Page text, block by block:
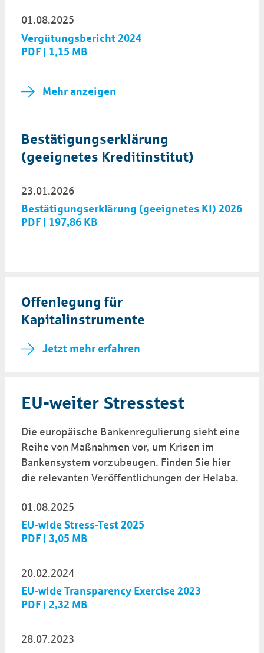
01.08.2025
Vergütungsbericht 2024
PDF | 1,15 MB
Mehr anzeigen
Bestätigungserklärung
(geeignetes Kreditinstitut)
23.01.2026
Bestätigungserklärung (geeignetes KI) 2026
PDF | 197,86 KB
Offenlegung für
Kapitalinstrumente
Jetzt mehr erfahren
EU-weiter Stress­test
Die europäische Banken­regulierung sieht eine
Reihe von Maßnahmen vor, um Krisen im
Banken­system vorzu­beugen. Finden Sie hier
die relevanten Ver­öffent­lich­ungen der Helaba.
01.08.2025
EU-wide Stress-Test 2025
PDF | 3,05 MB
20.02.2024
EU-wide Transparency Exercise 2023
PDF | 2,32 MB
28.07.2023